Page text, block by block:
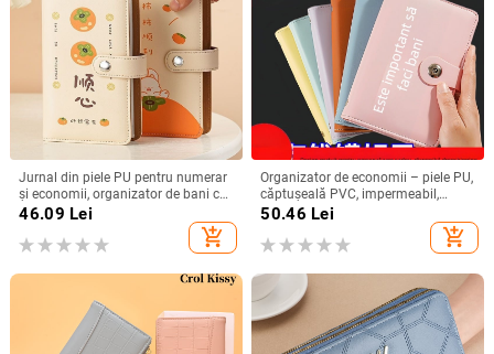
Jurnal din piele PU pentru numerar
și economii, organizator de bani cu
capacitate mare, notebook creativ
46.09 Lei
add_shopping_cart
Organizator de economii – piele PU,
căptușeală PVC, impermeabil,
unisex, stil urban minimalist,
50.46 Lei
add_shopping_cart